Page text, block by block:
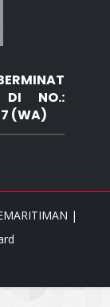
DI NO.:
(WA)
|